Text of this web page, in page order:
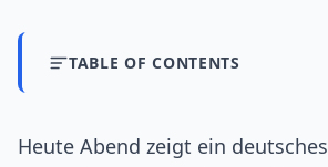
TABLE OF CONTENTS
Heute Abend zeigt ein deutsches